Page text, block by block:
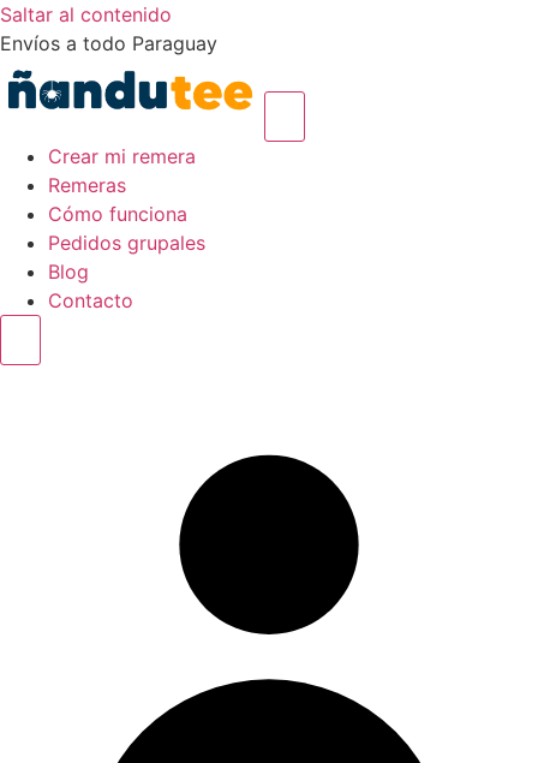
Saltar al contenido
Envíos a todo Paraguay
Crear mi remera
Remeras
Cómo funciona
Pedidos grupales
Blog
Contacto